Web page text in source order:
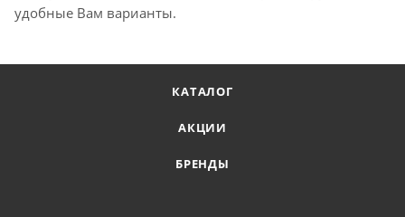
удобные Вам варианты.
КАТАЛОГ
АКЦИИ
БРЕНДЫ